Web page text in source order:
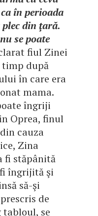
în perioada
din ţară.
se poate
fiul Zinei
după
în care era
mama.
îngriji
Oprea, finul
cauza
Zina
fi stăpânită
îngrijită şi
să-şi
de
se